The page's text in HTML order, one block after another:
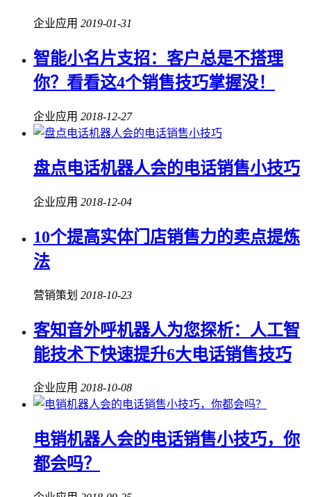
企业应用 2019-01-31
智能小名片支招：客户总是不搭理
你？看看这4个销售技巧掌握没！
企业应用 2018-12-27
盘点电话机器人会的电话销售小技巧
企业应用 2018-12-04
10个提高实体门店销售力的卖点提炼
法
营销策划 2018-10-23
客知音外呼机器人为您探析：人工智
能技术下快速提升6大电话销售技巧
企业应用 2018-10-08
电销机器人会的电话销售小技巧，你
都会吗？